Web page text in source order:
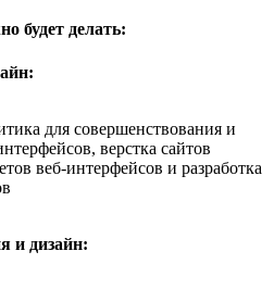
будет делать:
для совершенствования и
верстка сайтов
веб-интерфейсов и разработка
и дизайн: